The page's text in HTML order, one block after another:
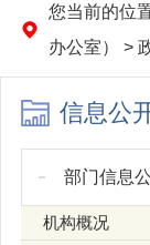
您当前的位
办公室）
>
信息公
部门信息
机构概况